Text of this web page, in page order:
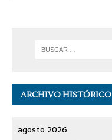
ARCHIVO HISTÓRICO
agosto 2026